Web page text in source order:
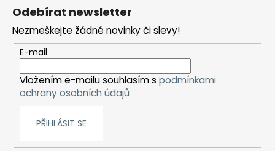
a
c
í
p
r
Odebírat newsletter
Nezmeškejte žádné novinky či slevy!
E-mail
Vložením e-mailu souhlasím s podmínkami
ochrany osobních údajů
PŘIHLÁSIT SE